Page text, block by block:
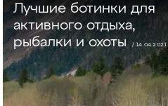
Лучшие ботинки для
активного отдыха,
рыбалки и охоты
/ 14.04.2021